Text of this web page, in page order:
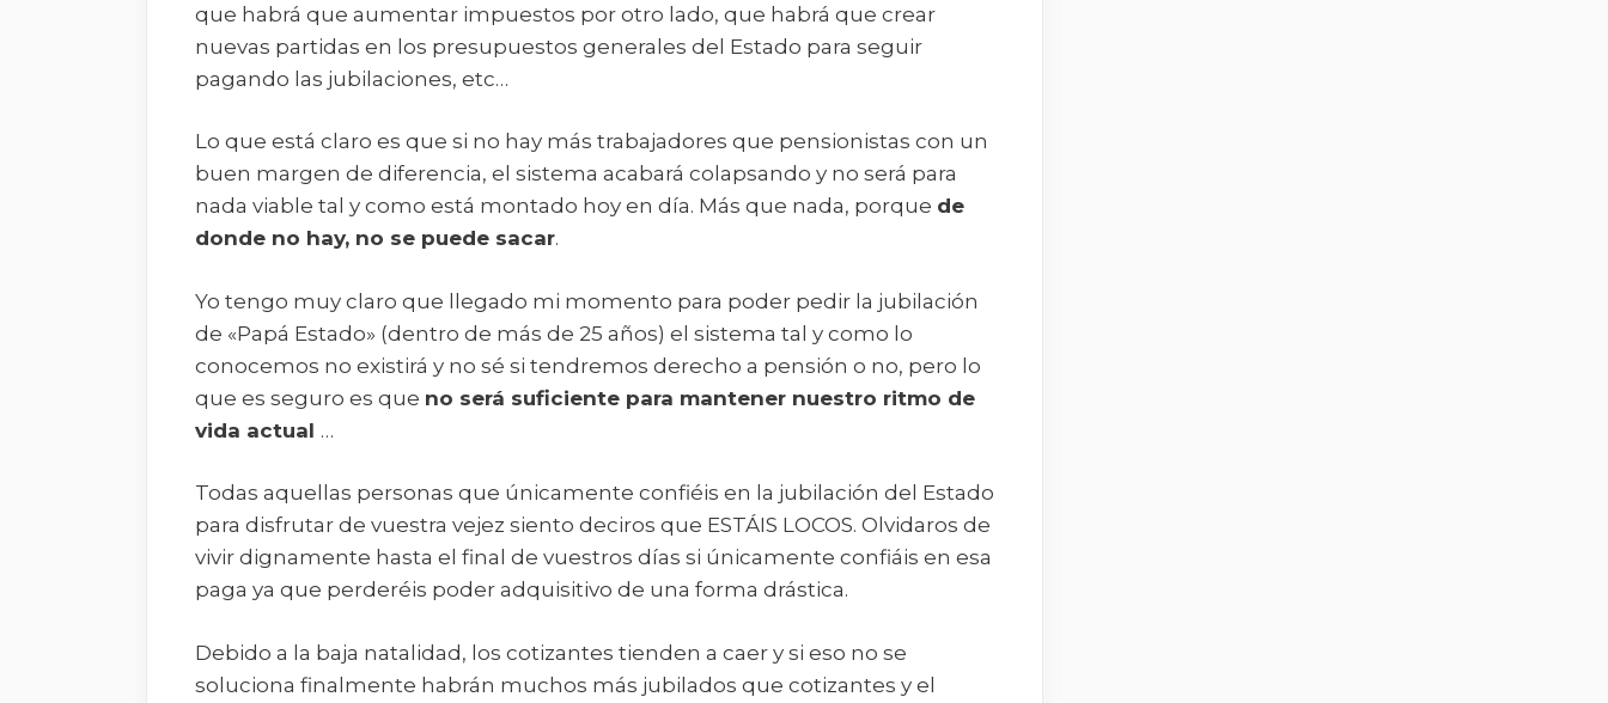
que habrá que aumentar impuestos por otro lado, que habrá que crear
nuevas partidas en los presupuestos generales del Estado para seguir
pagando las jubilaciones, etc…
Lo que está claro es que si no hay más trabajadores que pensionistas con un
buen margen de diferencia, el sistema acabará colapsando y no será para
nada viable tal y como está montado hoy en día. Más que nada, porque de
donde no hay, no se puede sacar.
Yo tengo muy claro que llegado mi momento para poder pedir la jubilación
de «Papá Estado» (dentro de más de 25 años) el sistema tal y como lo
conocemos no existirá y no sé si tendremos derecho a pensión o no, pero lo
que es seguro es que no será suficiente para mantener nuestro ritmo de
vida actual …
Todas aquellas personas que únicamente confiéis en la jubilación del Estado
para disfrutar de vuestra vejez siento deciros que ESTÁIS LOCOS. Olvidaros de
vivir dignamente hasta el final de vuestros días si únicamente confiáis en esa
paga ya que perderéis poder adquisitivo de una forma drástica.
Debido a la baja natalidad, los cotizantes tienden a caer y si eso no se
soluciona finalmente habrán muchos más jubilados que cotizantes y el